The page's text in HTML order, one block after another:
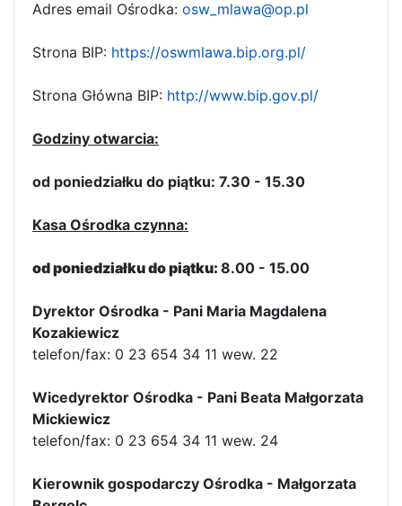
Adres email Ośrodka: osw_mlawa@op.pl
Strona BIP: https://oswmlawa.bip.org.pl/
Strona Główna BIP: http://www.bip.gov.pl/
Godziny otwarcia:
od poniedziałku do piątku: 7.30 - 15.30
Kasa Ośrodka czynna:
od poniedziałku do piątku: 8.00 - 15.00
Dyrektor Ośrodka - Pani Maria Magdalena
Kozakiewicz
telefon/fax: 0 23 654 34 11 wew. 22
Wicedyrektor Ośrodka - Pani Beata Małgorzata
Mickiewicz
telefon/fax: 0 23 654 34 11 wew. 24
Kierownik gospodarczy Ośrodka - Małgorzata